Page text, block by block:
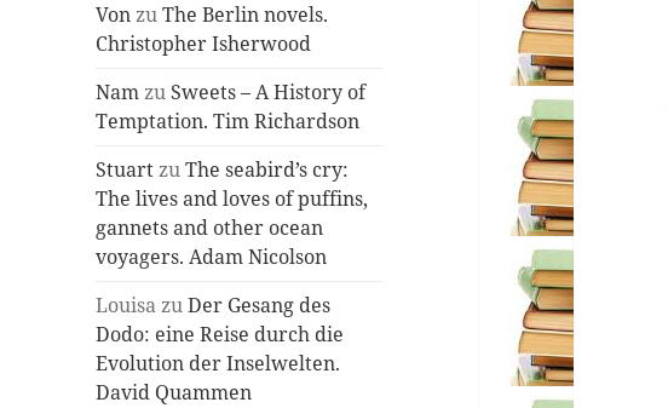
VonzuThe Berlin novels.
Christopher Isherwood
Namzu Sweets – A History of
Temptation. Tim Richardson
StuartzuThe seabird’s cry:
The lives and loves of puffins,
gannets and other ocean
voyagers. Adam Nicolson
LouisazuDer Gesang des
Dodo: eine Reise durch die
Evolution der Inselwelten.
David Quammen